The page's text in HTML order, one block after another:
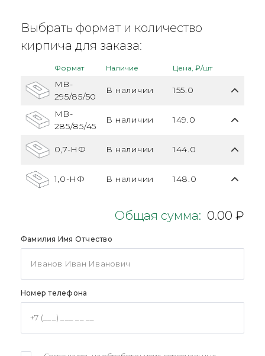
Выбрать формат и количество
кирпича для заказа:
Формат Наличие Цена, ₽/шт
MB-
295/85/50
В наличии 155.0
MB-
285/85/45
В наличии 149.0
0,7-НФ В наличии 144.0
1,0-НФ В наличии 148.0
Общая сумма: 0.00 ₽
Фамилия Имя Отчество
Номер телефона